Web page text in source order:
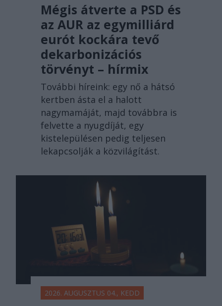
Mégis átverte a PSD és
az AUR az egymilliárd
eurót kockára tevő
dekarbonizációs
törvényt – hírmix
További híreink: egy nő a hátsó
kertben ásta el a halott
nagymamáját, majd továbbra is
felvette a nyugdíját, egy
kistelepülésen pedig teljesen
lekapcsolják a közvilágítást.
2026. AUGUSZTUS 04., KEDD